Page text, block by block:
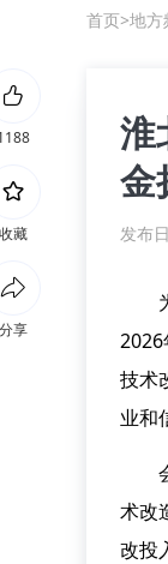
首页>地方
淮
金
发布
技术
业和
术改
改投
收藏
分享